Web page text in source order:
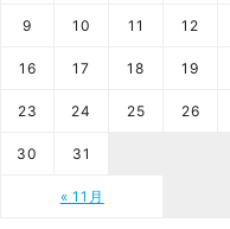
« 11月
9 10 11 12
16 17 18 19
23 24 25 26
30 31